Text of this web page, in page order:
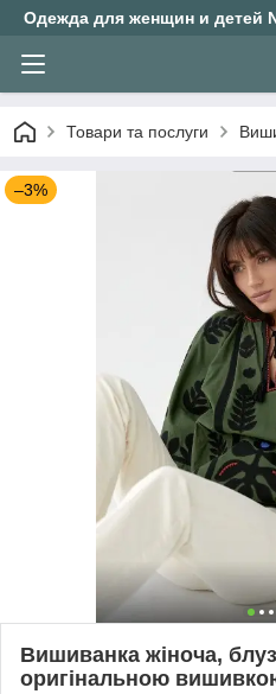
Одежда для женщин и детей
Товари та послуги
–3%
Вишиванка жіноча,
оригінальною